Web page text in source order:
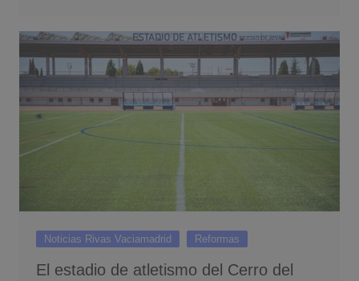
Noticias Rivas Vaciamadrid Reformas
El estadio de atletismo del Cerro del